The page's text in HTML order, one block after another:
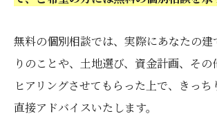
無料の個別相談では、実際にあなたの
りのことや、土地選び、資金計画、そ
ヒアリングさせてもらった上で、きっち
直接アドバイスいたします。